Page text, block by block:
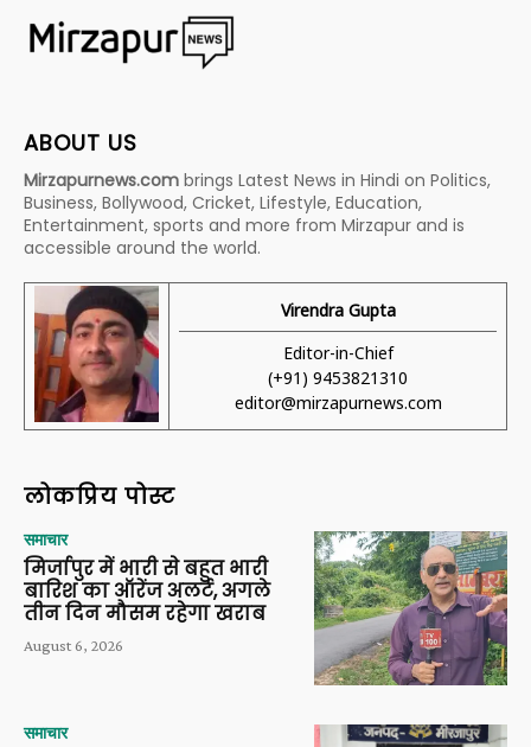
ABOUT US
Mirzapurnews.com brings Latest News in Hindi on Politics,
Business, Bollywood, Cricket, Lifestyle, Education,
Entertainment, sports and more from Mirzapur and is
accessible around the world.
Virendra Gupta
Editor-in-Chief
(+91) 9453821310
editor@mirzapurnews.com
लोकप्रिय पोस्ट
समाचार
मिर्जापुर में भारी से बहुत भारी
बारिश का ऑरेंज अलर्ट, अगले
तीन दिन मौसम रहेगा खराब
August 6, 2026
समाचार